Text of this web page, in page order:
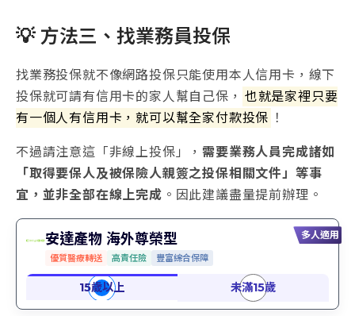
💡 方法三、找業務員投保
找業務投保就不像網路投保只能使用本人信用卡，線下
投保就可請有信用卡的家人幫自己保， 也就是家裡只要
有一個人有信用卡，就可以幫全家付款投保 ！
不過請注意這「非線上投保」， 需要業務人員完成諸如
「取得要保人及被保險人親簽之投保相關文件」等事
宜，並非全部在線上完成 。因此建議盡量提前辦理。
多人適用
安達產物 海外尊榮型
優質醫療轉送 高責任險 豐富綜合保障